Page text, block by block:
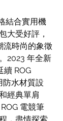
結合實用機
大受好評，
流時尚的象徵
2023 年全新
續 ROG
防水材質設
經典單肩
電競筆